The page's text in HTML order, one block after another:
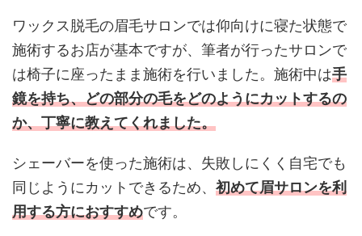
ワックス脱毛の眉毛サロンでは仰向けに寝た状態で
施術するお店が基本ですが、筆者が行ったサロンで
は椅子に座ったまま施術を行いました。施術中は手
鏡を持ち、どの部分の毛をどのようにカットするの
か、丁寧に教えてくれました。
シェーバーを使った施術は、失敗しにくく自宅でも
同じようにカットできるため、 初めて眉サロンを利
用する方におすすめです。